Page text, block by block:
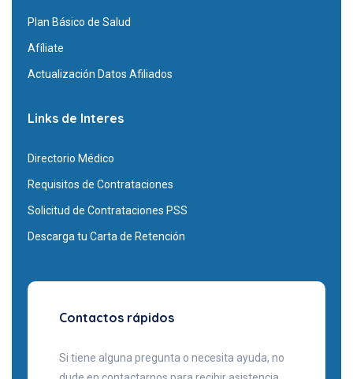
Plan Básico de Salud
Afíliate
Actualización Datos Afiliados
Links de Interes
Directorio Médico
Requisitos de Contrataciones
Solicitud de Contrataciones PSS
Descarga tu Carta de Retención
Contactos rápidos
Si tiene alguna pregunta o necesita ayuda, no